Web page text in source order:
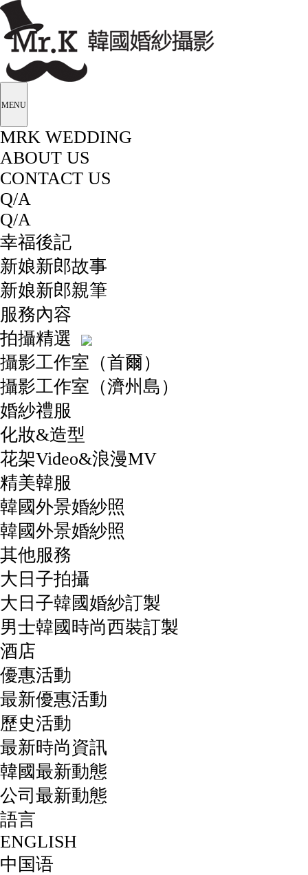
MENU
MRK WEDDING
ABOUT US
CONTACT US
Q/A
Q/A
幸福後記
新娘新郎故事
新娘新郎親筆
服務內容
拍攝精選
攝影工作室（首爾）
攝影工作室（濟州島）
婚紗禮服
化妝&造型
花架Video&浪漫MV
精美韓服
韓國外景婚紗照
韓國外景婚紗照
其他服務
大日子拍攝
大日子韓國婚紗訂製
男士韓國時尚西裝訂製
酒店
優惠活動
最新優惠活動
歷史活動
最新時尚資訊
韓國最新動態
公司最新動態
語言
ENGLISH
中国语